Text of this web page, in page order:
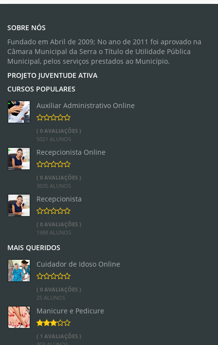
SOBRE NÓS
Fundado em Abril de 2009; No ano de 2011 foi aprovado na
Câmara Municipal da Serra o Título de Utilidade Pública
Municipal, pelos serviços prestados ao Município.
PROJETO JUVENTUDE ATIVA
CURSOS POPULARES
Auxiliar Administrativo Online
( 0 AVALIAÇÕES )
5021 ALUNOS
Recepcionista Online
( 0 AVALIAÇÕES )
3035 ALUNOS
Recepcionista
( 0 AVALIAÇÕES )
1988 ALUNOS
MAIS QUERIDOS
Cuidador de Idoso Online
( 0 AVALIAÇÕES )
25 ALUNOS
Manicure e Pedicure
( 1 AVALIAÇÕES )